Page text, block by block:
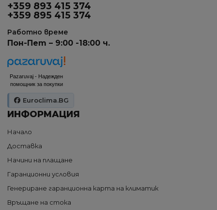
+359 893 415 374
+359 895 415 374
Работно време
Пон-Пет – 9:00 -18:00 ч.
Pazaruvaj - Надежден
помощник за покупки
Euroclima.BG
ИНФОРМАЦИЯ
Начало
Доставка
Начини на плащане
Гаранционни условия
Генериране гаранционна карта на климатик
Връщане на стока